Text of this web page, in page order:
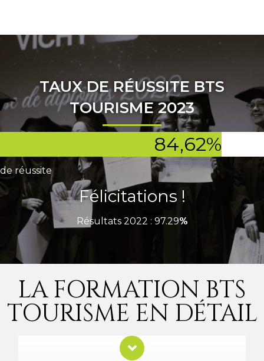
TAUX DE RÉUSSITE BTS
TOURISME 2023
84,62%
de réussite
Félicitations !
Résultats 2022 : 97.29%
LA FORMATION BTS
TOURISME EN DÉTAIL